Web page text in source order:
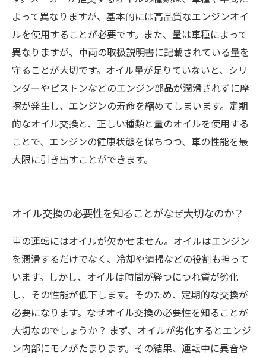
よって異なりますが、基本的には高品質なエンジンオイ
ルを使用することが必要です。また、量は車種によって
異なりますが、車両の取扱説明書に記載されている量を
守ることが大切です。オイル量が足りていないと、シリ
ンダーやピストンなどのエンジン部品が潤滑されずに摩
擦が発生し、エンジンの寿命を縮めてしまいます。定期
的なオイル交換と、正しい種類と量のオイルを使用する
ことで、エンジンの健康状態を保ちつつ、車の性能を最
大限に引き出すことができます。
オイル交換の必要性を知ることがなぜ大切なのか？
車の運転にはオイルが欠かせません。オイルはエンジン
を潤滑するだけでなく、冷却や清掃などの役割も担って
います。しかし、オイルは時間が経つにつれ質が劣化
し、その性能が低下します。そのため、定期的な交換が
必要になります。なぜオイル交換の必要性を知ることが
大切なのでしょうか？ まず、オイルが劣化するとエンジ
ン内部にモノがたまります。その結果、運転中に異音や